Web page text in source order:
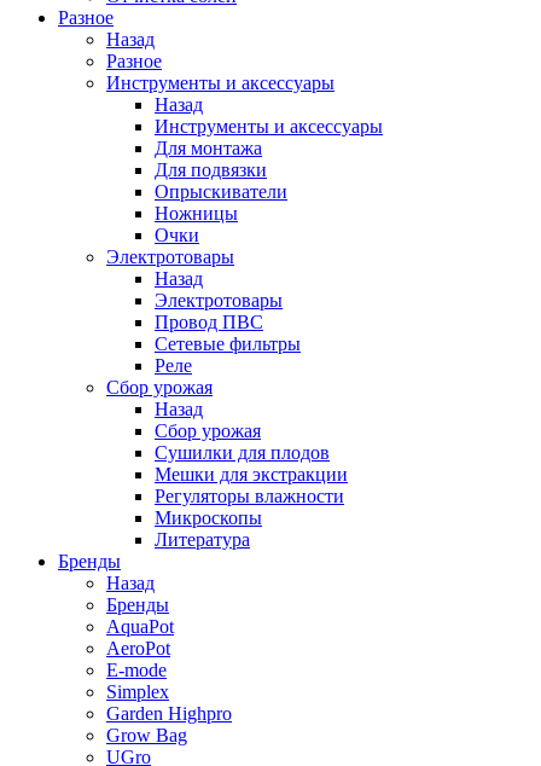
Разное
Назад
Разное
Инструменты и аксессуары
Назад
Инструменты и аксессуары
Для монтажа
Для подвязки
Опрыскиватели
Ножницы
Очки
Электротовары
Назад
Электротовары
Провод ПВС
Сетевые фильтры
Реле
Сбор урожая
Назад
Сбор урожая
Сушилки для плодов
Мешки для экстракции
Регуляторы влажности
Микроскопы
Литература
Бренды
Назад
Бренды
AquaPot
AeroPot
E-mode
Simplex
Garden Highpro
Grow Bag
UGro